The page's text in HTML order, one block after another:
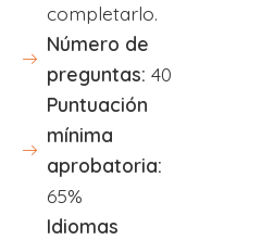
completarlo.
Número de
preguntas: 40
Puntuación
mínima
aprobatoria:
65%
Idiomas